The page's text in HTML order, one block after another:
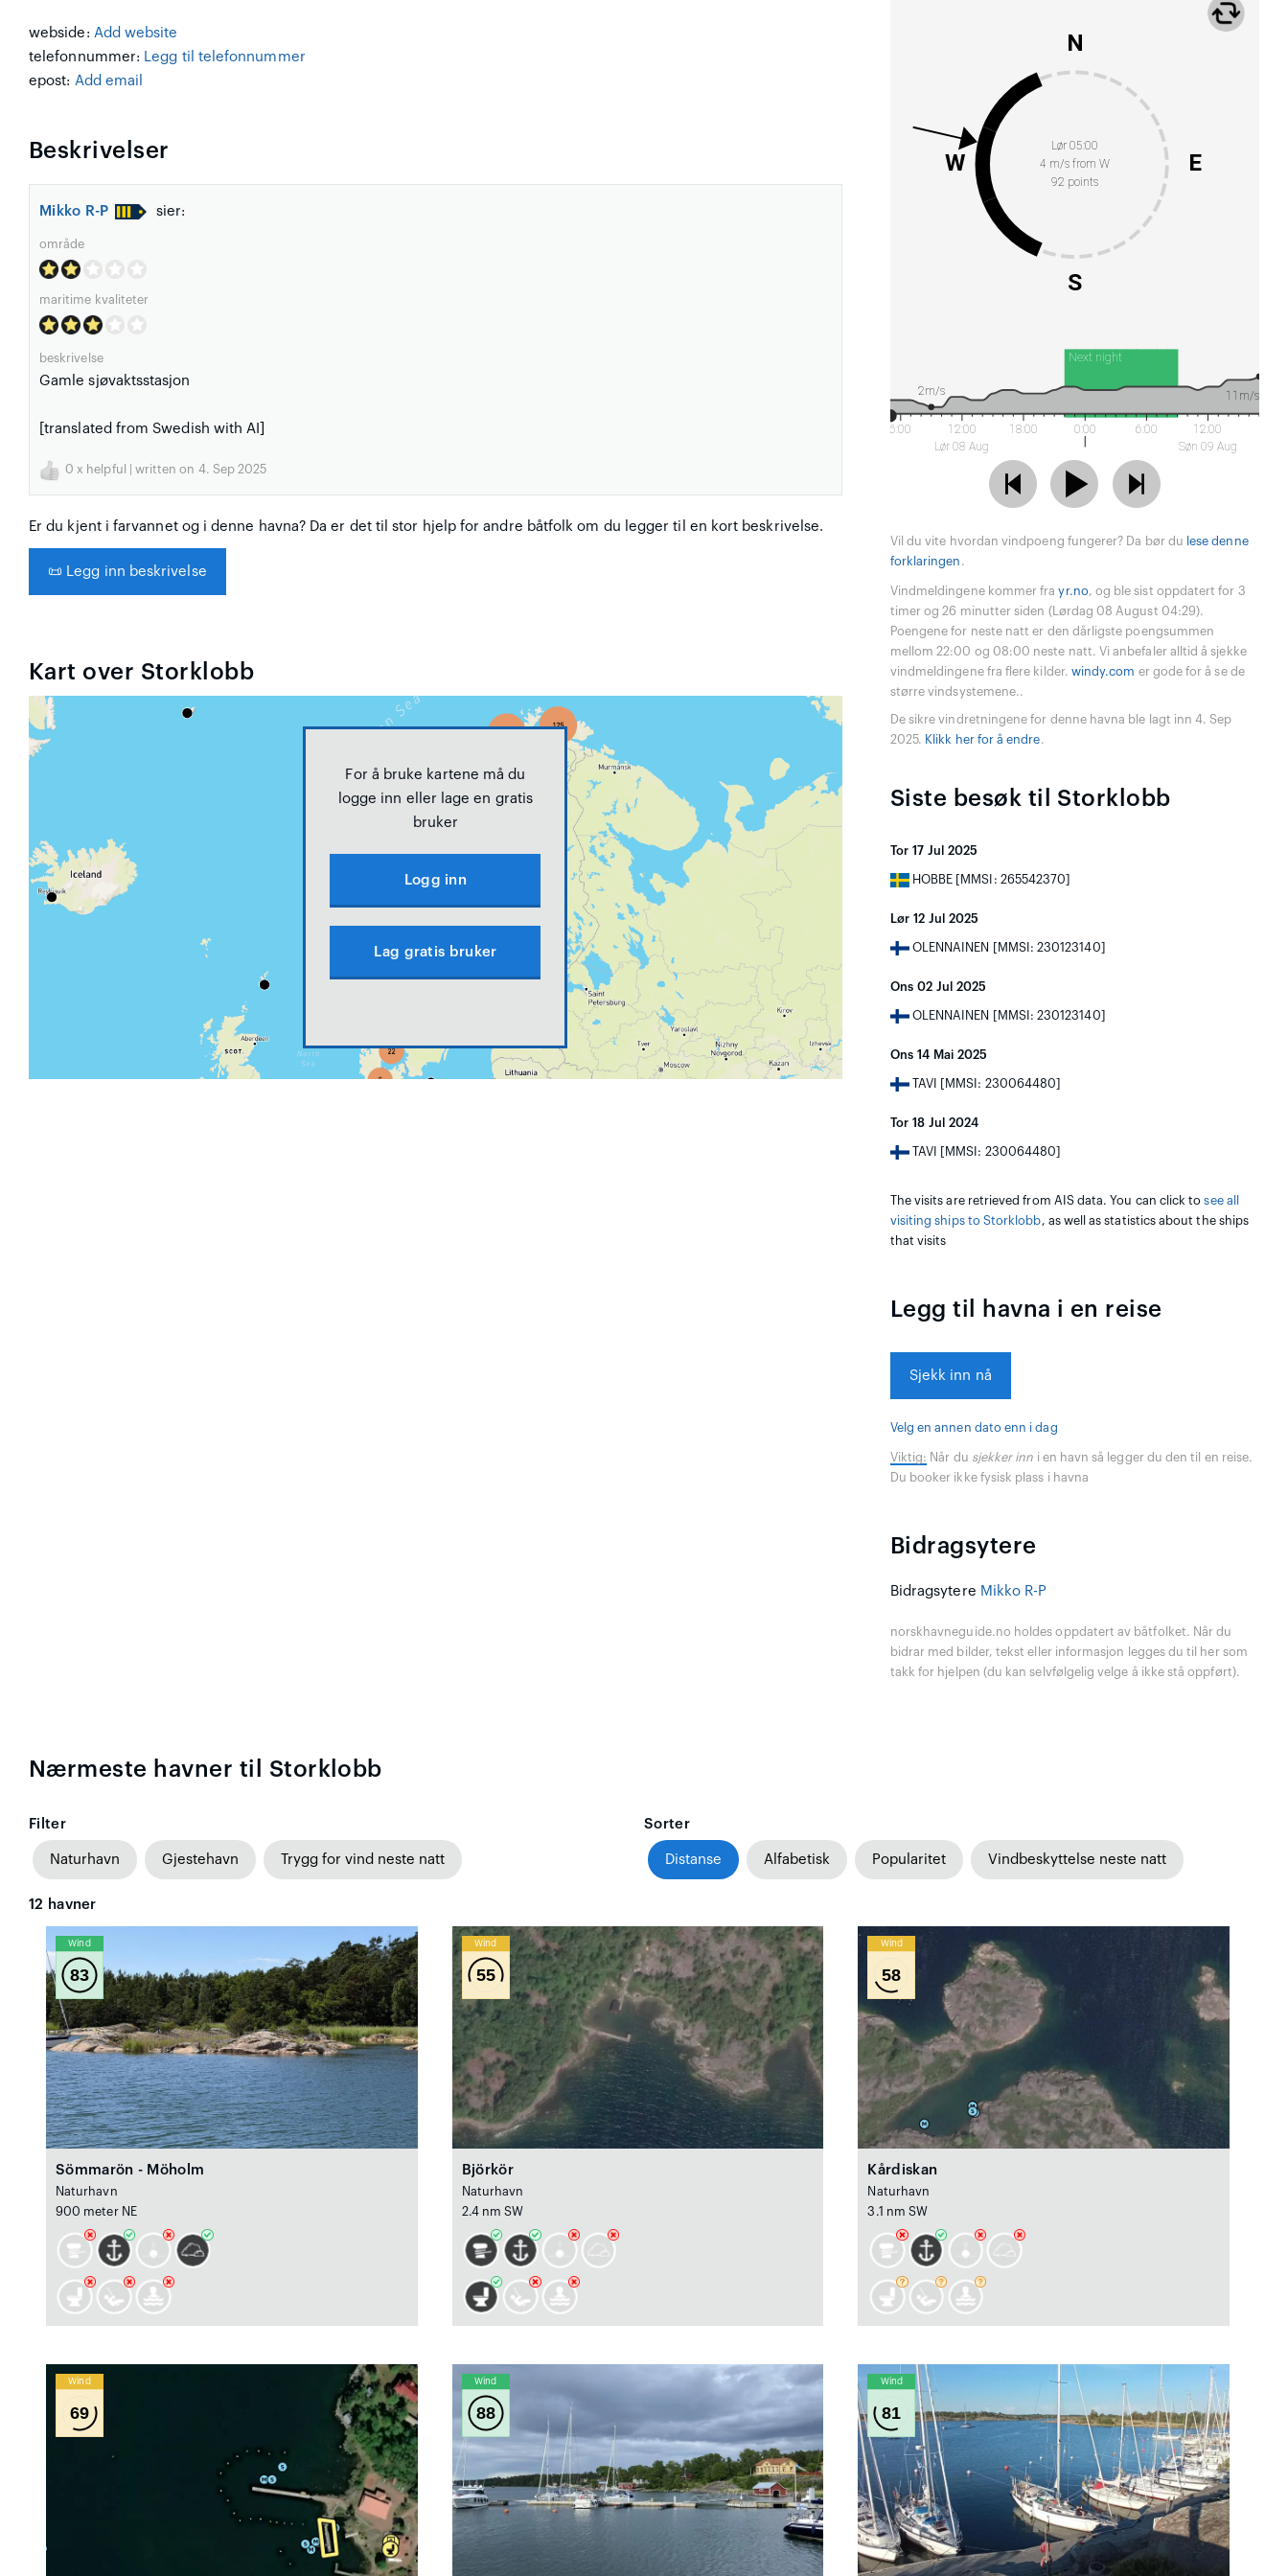
webside: Add website
telefonnummer: Legg til telefonnummer
epost: Add email
Beskrivelser
Mikko R-P sier:
område
maritime kvaliteter
beskrivelse
Gamle sjøvaktsstasjon
[translated from Swedish with AI]
0 x helpful | written on 4. Sep 2025
Er du kjent i farvannet og i denne havna? Da er det til stor hjelp for andre båtfolk om du legger til en kort beskrivelse.
📜 Legg inn beskrivelse
Kart over Storklobb
For å bruke kartene må du
logge inn eller lage en gratis
bruker
Logg inn
Lag gratis bruker
Lør 05:00
4 m/s from W
92 points
N
E
S
W
Next night
6:00
12:00
Lør 08 Aug
18:00 0:00 6:00
12:00
Søn 09 Aug
11m/s
2m/s
Vil du vite hvordan vindpoeng fungerer? Da bør du lese denne
forklaringen .
Vindmeldingene kommer frayr.no, og ble sist oppdatert for 3
timer og 26 minutter siden (Lørdag 08 August 04:29).
Poengene for neste natt er den dårligste poengsummen
mellom 22:00 og 08:00 neste natt. Vi anbefaler alltid å sjekke
vindmeldingene fra flere kilder. windy.com er gode for å se de
større vindsystemene..
De sikre vindretningene for denne havna ble lagt inn 4. Sep
2025. Klikk her for å endre.
Siste besøk til Storklobb
Tor 17 Jul 2025
HOBBE [MMSI: 265542370]
Lør 12 Jul 2025
OLENNAINEN [MMSI: 230123140]
Ons 02 Jul 2025
OLENNAINEN [MMSI: 230123140]
Ons 14 Mai 2025
TAVI [MMSI: 230064480]
Tor 18 Jul 2024
TAVI [MMSI: 230064480]
The visits are retrieved from AIS data. You can click tosee all
visiting ships to Storklobb, as well as statistics about the ships
that visits
Legg til havna i en reise
Sjekk inn nå
Velg en annen dato enn i dag
Viktig: Når du sjekker inn i en havn så legger du den til en reise.
Du booker ikke fysisk plass i havna
Bidragsytere
Bidragsytere Mikko R-P
norskhavneguide.no holdes oppdatert av båtfolket. Når du
bidrar med bilder, tekst eller informasjon legges du til her som
takk for hjelpen (du kan selvfølgelig velge å ikke stå oppført).
Nærmeste havner til Storklobb
Filter
Naturhavn Gjestehavn Trygg for vind neste natt
Sorter
Distanse Alfabetisk Popularitet Vindbeskyttelse neste natt
12 havner
Wind
83
Sömmarön - Möholm
Naturhavn
900 meter NE
Wind
55
Björkör
Naturhavn
2.4 nm SW
Wind
58
Kårdiskan
Naturhavn
3.1 nm SW
Wind
69
Wind
88
Wind
81